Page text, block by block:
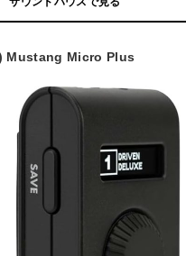
Mustang Micro Plus